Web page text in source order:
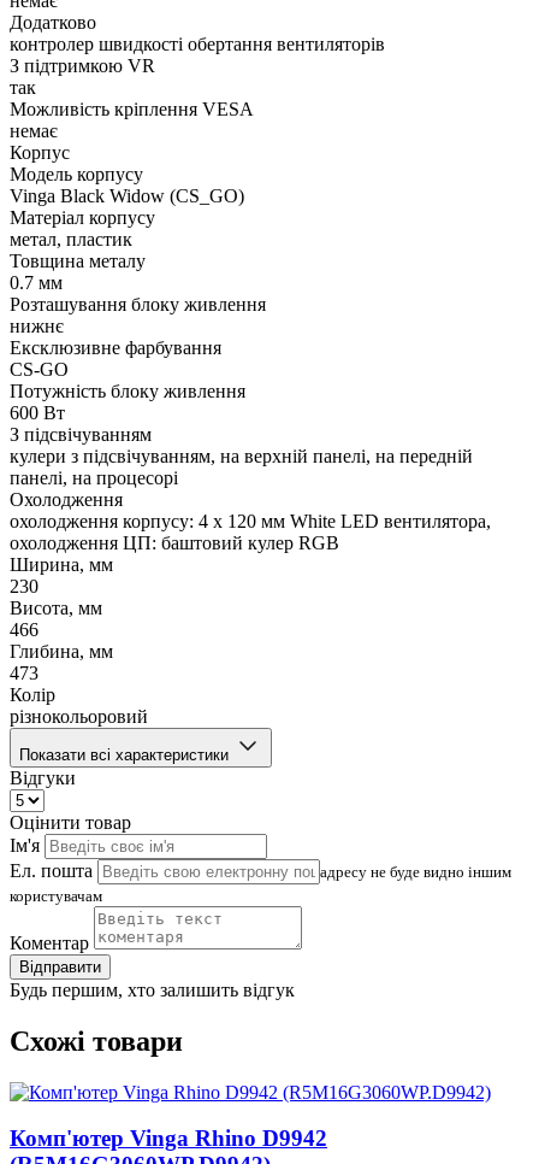
Додатково
контролер швидкості обертання вентиляторів
З підтримкою VR
так
Можливість кріплення VESA
немає
Корпус
Модель корпусу
Vinga Black Widow (CS_GO)
Матеріал корпусу
метал, пластик
Товщина металу
0.7 мм
Розташування блоку живлення
нижнє
Ексклюзивне фарбування
CS-GO
Потужність блоку живлення
600 Вт
З підсвічуванням
кулери з підсвічуванням, на верхній панелі, на передній
панелі, на процесорі
Охолодження
охолодження корпусу: 4 x 120 мм White LED вентилятора,
охолодження ЦП: баштовий кулер RGB
Ширина, мм
230
Висота, мм
466
Глибина, мм
473
Колір
різнокольоровий
Показати всі характеристики
Відгуки
Оцінити товар
Ім'я
Ел. пошта
адресу не буде видно іншим
користувачам
Коментар
Відправити
Будь першим, хто залишить відгук
Схожі товари
Комп'ютер Vinga Rhino D9942